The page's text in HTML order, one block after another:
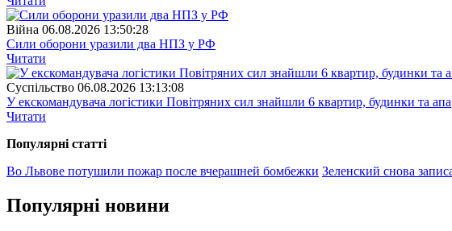
Війна 06.08.2026 13:50:28
Сили оборони уразили два НПЗ у РФ
Читати
Суспiльство 06.08.2026 13:13:08
У екскомандувача логістики Повітряних сил знайшли 6 квартир, будинки та
Читати
Популярнi статтi
Во Львове потушили пожар после вчерашней бомбежки Зеленский снова
Популярнi новини